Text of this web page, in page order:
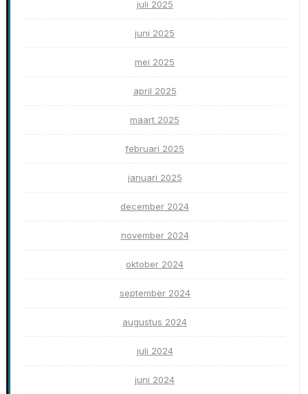
juli 2025
juni 2025
mei 2025
april 2025
maart 2025
februari 2025
januari 2025
december 2024
november 2024
oktober 2024
september 2024
augustus 2024
juli 2024
juni 2024